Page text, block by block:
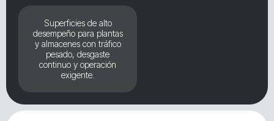
Superficies de alto
desempeño para plantas
y almacenes con tráfico
pesado, desgaste
continuo y operación
exigente.